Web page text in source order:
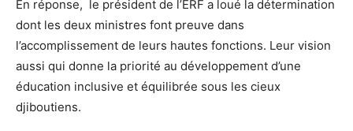
En réponse, le président de l’ERF a loué la détermination
dont les deux ministres font preuve dans
l’accomplissement de leurs hautes fonctions. Leur vision
aussi qui donne la priorité au développement d’une
éducation inclusive et équilibrée sous les cieux
djiboutiens.